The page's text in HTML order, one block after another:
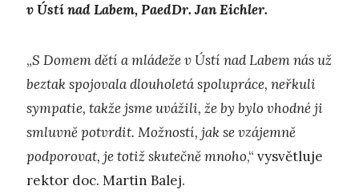
v Ústí nad Labem, PaedDr. Jan Eichler.
„S Domem dětí a mládeže v Ústí nad Labem nás už
beztak spojovala dlouholetá spolupráce, neřkuli
sympatie, takže jsme uvážili, že by bylo vhodné ji
smluvně potvrdit. Možností, jak se vzájemně
podporovat, je totiž skutečně mnoho,“ vysvětluje
rektor doc. Martin Balej.